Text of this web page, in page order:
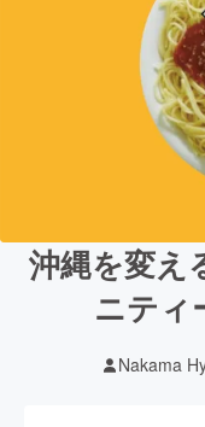
沖縄を変え
ニティ
Nakama